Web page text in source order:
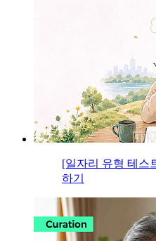
[일자리 유형 테스
하기